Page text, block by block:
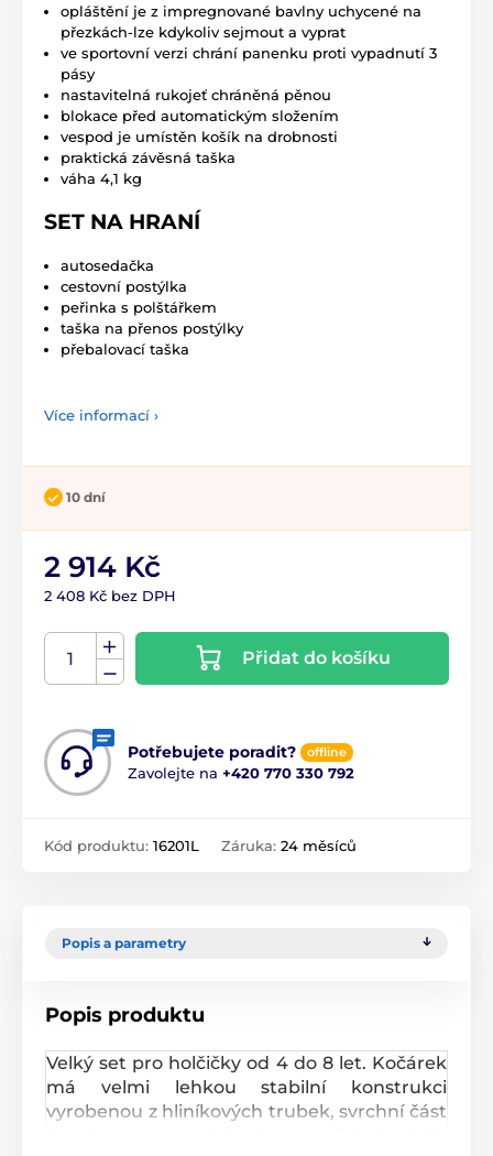
opláštění je z impregnované bavlny uchycené na
přezkách-lze kdykoliv sejmout a vyprat
ve sportovní verzi chrání panenku proti vypadnutí 3
pásy
nastavitelná rukojeť chráněná pěnou
blokace před automatickým složením
vespod je umístěn košík na drobnosti
praktická závěsná taška
váha 4,1 kg
SET NA HRANÍ
autosedačka
cestovní postýlka
peřinka s polštářkem
taška na přenos postýlky
přebalovací taška
Více informací ›
10 dní
2 914 Kč
2 408 Kč bez DPH
Přidat do košíku
Potřebujete poradit? offline
Zavolejte na +420 770 330 792
Kód produktu: 16201L Záruka: 24 měsíců
Popis a parametry
Popis produktu
Velký set pro holčičky od 4 do 8 let. Kočárek
má velmi lehkou stabilní konstrukci
vyrobenou z hliníkových trubek, svrchní část